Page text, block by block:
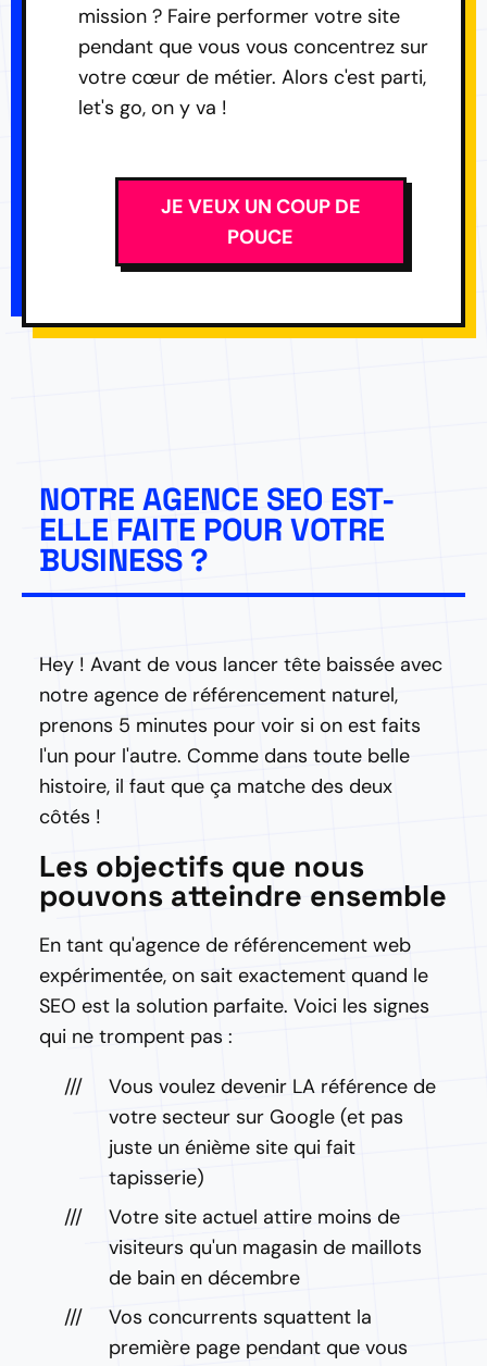
mission ? Faire performer votre site
pendant que vous vous concentrez sur
votre cœur de métier. Alors c'est parti,
let's go, on y va !
JE VEUX UN COUP DE
POUCE
NOTRE AGENCE SEO EST-
ELLE FAITE POUR VOTRE
BUSINESS ?
Hey ! Avant de vous lancer tête baissée avec
notre agence de référencement naturel,
prenons 5 minutes pour voir si on est faits
l'un pour l'autre. Comme dans toute belle
histoire, il faut que ça matche des deux
côtés !
Les objectifs que nous
pouvons atteindre ensemble
En tant qu'agence de référencement web
expérimentée, on sait exactement quand le
SEO est la solution parfaite. Voici les signes
qui ne trompent pas :
Vous voulez devenir LA référence de
votre secteur sur Google (et pas
juste un énième site qui fait
tapisserie)
Votre site actuel attire moins de
visiteurs qu'un magasin de maillots
de bain en décembre
Vos concurrents squattent la
première page pendant que vous